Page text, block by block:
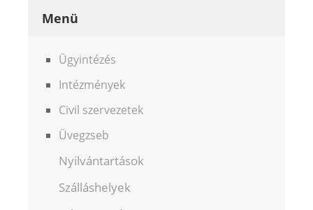
Menü
Ügyintézés
Intézmények
Civil szervezetek
Üvegzseb
Nyilvántartások
Szálláshelyek